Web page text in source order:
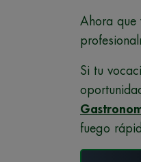
Ahora que
Si tu
fuego